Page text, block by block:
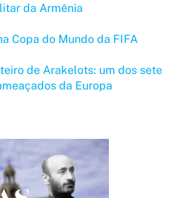
da Armênia
Copa do Mundo da FIFA
de Arakelots: um dos sete
da Europa